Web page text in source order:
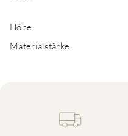
Höhe
Materialstärke